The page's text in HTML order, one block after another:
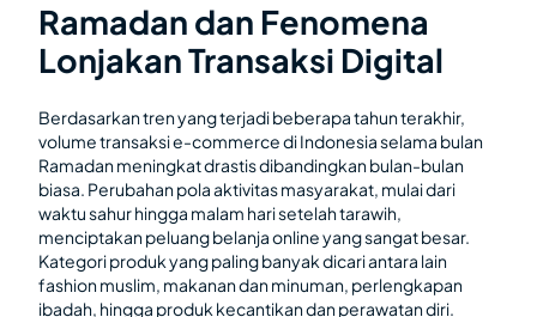
Ramadan dan Fenomena
Lonjakan Transaksi Digital
Berdasarkan tren yang terjadi beberapa tahun terakhir,
volume transaksi e-commerce di Indonesia selama bulan
Ramadan meningkat drastis dibandingkan bulan-bulan
biasa. Perubahan pola aktivitas masyarakat, mulai dari
waktu sahur hingga malam hari setelah tarawih,
menciptakan peluang belanja online yang sangat besar.
Kategori produk yang paling banyak dicari antara lain
fashion muslim, makanan dan minuman, perlengkapan
ibadah, hingga produk kecantikan dan perawatan diri.